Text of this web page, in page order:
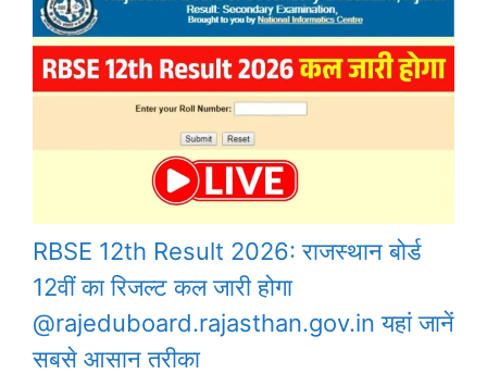
RBSE 12th Result 2026: राजस्थान बोर्ड
12वीं का रिजल्ट कल जारी होगा
@rajeduboard.rajasthan.gov.in यहां जानें
सबसे आसान तरीका